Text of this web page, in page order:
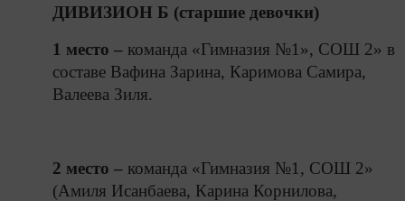
ДИВИЗИОН Б (старшие девочки)
1 место – команда «Гимназия №1», СОШ 2» в
составе Вафина Зарина, Каримова Самира,
Валеева Зиля.
2 место – команда «Гимназия №1, СОШ 2»
(Амиля Исанбаева, Карина Корнилова,